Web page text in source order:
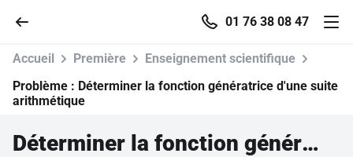
01 76 38 08 47
Accueil Première
Enseignement scientifique
Problème : Déterminer la fonction génératrice d'une suite
arithmétique
Déterminer la fonction génératrice d'une suite arithmétique